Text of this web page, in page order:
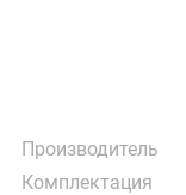
Производитель
Комплектация